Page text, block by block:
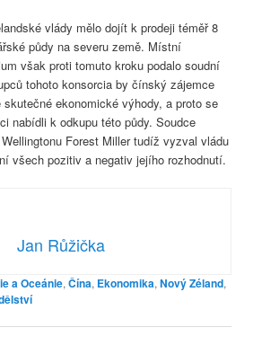
vlády mělo dojít k prodeji téměř 8
půdy na severu země. Místní
však proti tomuto kroku podalo soudní
tohoto konsorcia by čínský zájemce
skutečné ekonomické výhody, a proto se
nabídli k odkupu této půdy. Soudce
Forest Miller tudíž vyzval vládu
všech pozitiv a negativ jejího rozhodnutí.
Jan Růžička
a Oceánie,Čína, Ekonomika,Nový Zéland,